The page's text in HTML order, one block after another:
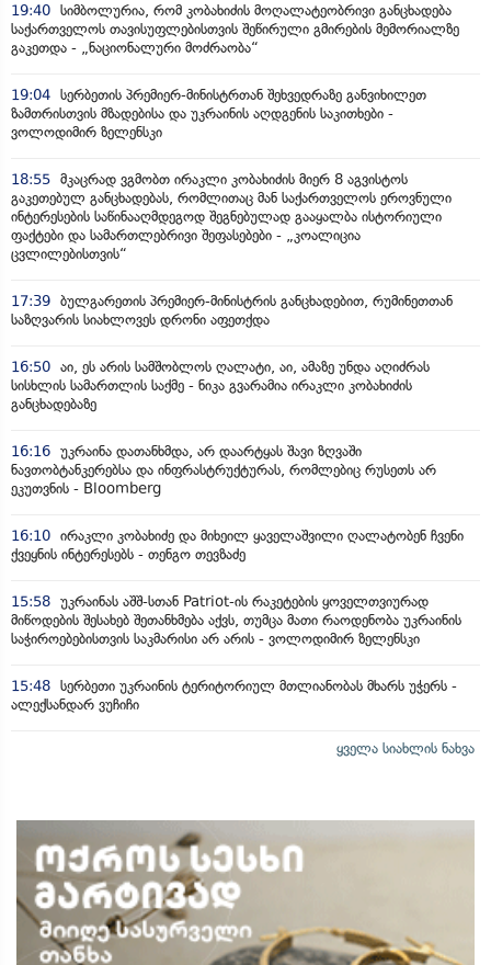
19:40 სიმბოლურია, რომ კობახიძის მოღალატეობრივი განცხადება
საქართველოს თავისუფლებისთვის შეწირული გმირების მემორიალზე
გაკეთდა - „ნაციონალური მოძრაობა“
19:04 სერბეთის პრემიერ-მინისტრთან შეხვედრაზე განვიხილეთ
ზამთრისთვის მზადებისა და უკრაინის აღდგენის საკითხები -
ვოლოდიმირ ზელენსკი
18:55 მკაცრად ვგმობთ ირაკლი კობახიძის მიერ 8 აგვისტოს
გაკეთებულ განცხადებას, რომლითაც მან საქართველოს ეროვნული
ინტერესების საწინააღმდეგოდ შეგნებულად გააყალბა ისტორიული
ფაქტები და სამართლებრივი შეფასებები - „კოალიცია
ცვლილებისთვის“
17:39 ბულგარეთის პრემიერ-მინისტრის განცხადებით, რუმინეთთან
საზღვარის სიახლოვეს დრონი აფეთქდა
16:50 აი, ეს არის სამშობლოს ღალატი, აი, ამაზე უნდა აღიძრას
სისხლის სამართლის საქმე - ნიკა გვარამია ირაკლი კობახიძის
განცხადებაზე
16:16 უკრაინა დათანხმდა, არ დაარტყას შავი ზღვაში
ნავთობტანკერებსა და ინფრასტრუქტურას, რომლებიც რუსეთს არ
ეკუთვნის - Bloomberg
16:10 ირაკლი კობახიძე და მიხეილ ყაველაშვილი ღალატობენ ჩვენი
ქვეყნის ინტერესებს - თენგო თევზაძე
15:58 უკრაინას აშშ-სთან Patriot-ის რაკეტების ყოველთვიურად
მიწოდების შესახებ შეთანხმება აქვს, თუმცა მათი რაოდენობა უკრაინის
საჭიროებებისთვის საკმარისი არ არის - ვოლოდიმირ ზელენსკი
15:48 სერბეთი უკრაინის ტერიტორიულ მთლიანობას მხარს უჭერს -
ალექსანდარ ვუჩიჩი
ყველა სიახლის ნახვა